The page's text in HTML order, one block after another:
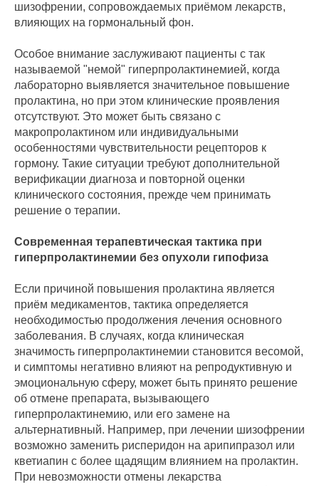
шизофрении, сопровождаемых приёмом лекарств,
влияющих на гормональный фон.
Особое внимание заслуживают пациенты с так
называемой "немой" гиперпролактинемией, когда
лабораторно выявляется значительное повышение
пролактина, но при этом клинические проявления
отсутствуют. Это может быть связано с
макропролактином или индивидуальными
особенностями чувствительности рецепторов к
гормону. Такие ситуации требуют дополнительной
верификации диагноза и повторной оценки
клинического состояния, прежде чем принимать
решение о терапии.
Современная терапевтическая тактика при
гиперпролактинемии без опухоли гипофиза
Если причиной повышения пролактина является
приём медикаментов, тактика определяется
необходимостью продолжения лечения основного
заболевания. В случаях, когда клиническая
значимость гиперпролактинемии становится весомой,
и симптомы негативно влияют на репродуктивную и
эмоциональную сферу, может быть принято решение
об отмене препарата, вызывающего
гиперпролактинемию, или его замене на
альтернативный. Например, при лечении шизофрении
возможно заменить рисперидон на арипипразол или
кветиапин с более щадящим влиянием на пролактин.
При невозможности отмены лекарства